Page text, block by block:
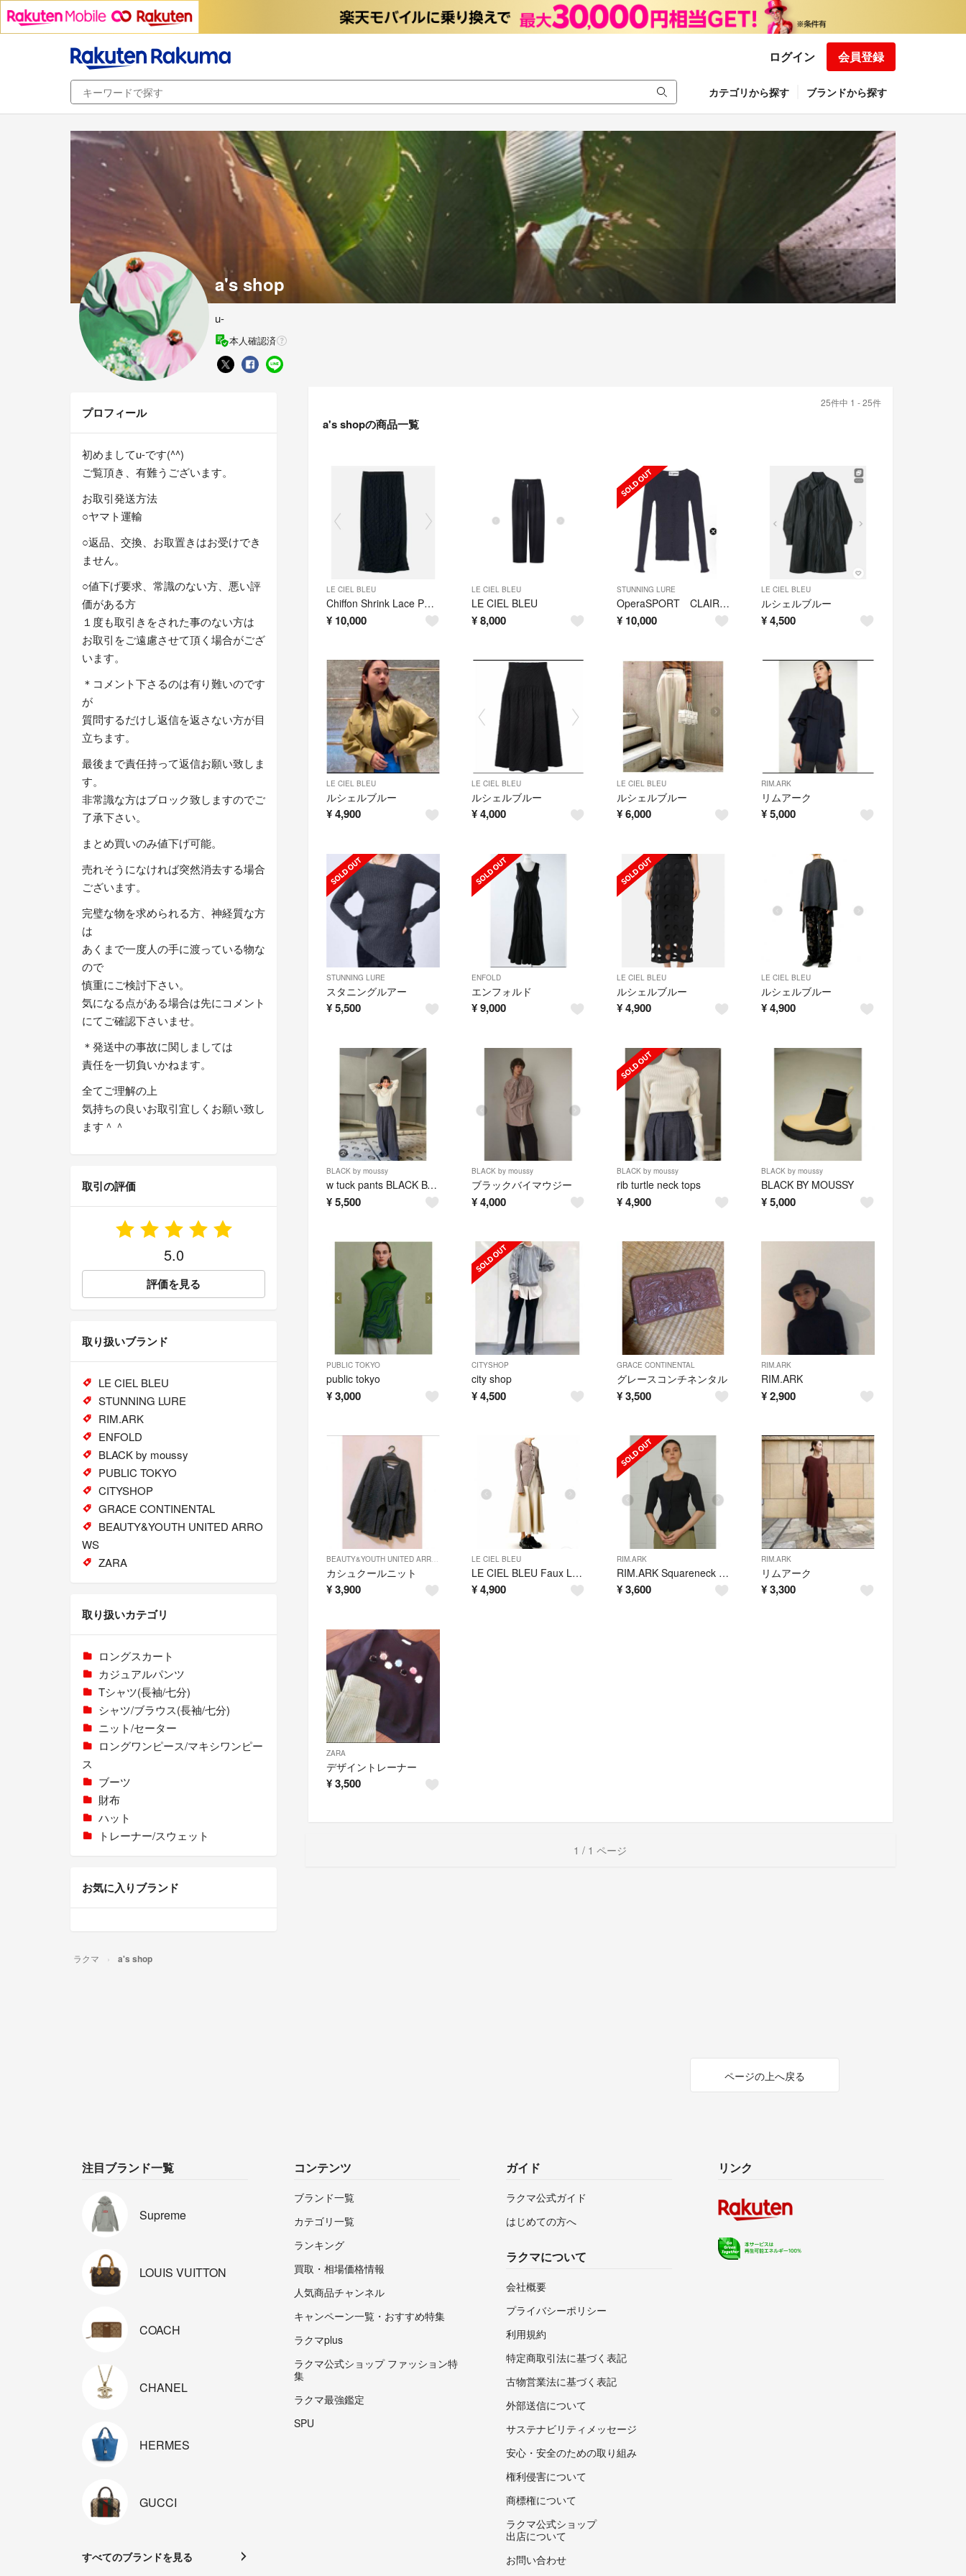
ログイン 会員登録
カテゴリから探す ブランドから探す
a's shop
u-
本人確認済
25件中 1 - 25件
a's shopの商品一覧
LE CIEL BLEU
Chiffon Shrink Lace Pencil Skirt
¥ 10,000
LE CIEL BLEU
LE CIEL BLEU
¥8,000
STUNNING LURE
OperaSPORT CLAIRE SEAMLESS TOP
¥ 10,000
LE CIEL BLEU
ルシェルブルー
¥4,500
LE CIEL BLEU
ルシェルブルー
¥4,900
LE CIEL BLEU
ルシェルブルー
¥4,000
LE CIEL BLEU
ルシェルブルー
¥ 6,000
RIM.ARK
リムアーク
¥5,000
STUNNING LURE
スタニングルアー
¥5,500
ENFOLD
エンフォルド
¥9,000
LE CIEL BLEU
ルシェルブルー
¥ 4,900
LE CIEL BLEU
ルシェルブルー
¥4,900
BLACK by moussy
w tuck pants BLACK BY MOUSSY
¥5,500
BLACK by moussy
ブラックバイマウジー
¥4,000
BLACK by moussy
rib turtle neck tops
¥ 4,900
BLACK by moussy
BLACK BY MOUSSY
¥5,000
PUBLIC TOKYO
public tokyo
¥3,000
CITYSHOP
city shop
¥4,500
GRACE CONTINENTAL
グレースコンチネンタル
¥ 3,500
RIM.ARK
RIM.ARK
¥2,900
カシュクールニット
¥3,900
LE CIEL BLEU
LE CIEL BLEU Faux Leather Mermaid Skirt
¥4,900
RIM.ARK
RIM.ARK Squareneck rib knit CD
¥ 3,600
RIM.ARK
リムアーク
¥3,300
ZARA
デザイントレーナー
¥3,500
1 / 1 ページ
プロフィール
初めましてu-です(^^)
ご覧頂き、有難うございます。
お取引発送方法
○ヤマト運輸
○返品、交換、お取置きはお受けでき
ません。
○値下げ要求、常識のない方、悪い評
価がある方
１度も取引きをされた事のない方は
お取引をご遠慮させて頂く場合がござ
います。
＊コメント下さるのは有り難いのです
が
質問するだけし返信を返さない方が目
立ちます。
最後まで責任持って返信お願い致しま
す。
非常識な方はブロック致しますのでご
了承下さい。
まとめ買いのみ値下げ可能。
売れそうになければ突然消去する場合
ございます。
完璧な物を求められる方、神経質な方
は
あくまで一度人の手に渡っている物な
ので
慎重にご検討下さい。
気になる点がある場合は先にコメント
にてご確認下さいませ。
＊発送中の事故に関しましては
責任を一切負いかねます。
全てご理解の上
気持ちの良いお取引宜しくお願い致し
ます＾＾
取引の評価
5.0
評価を見る
取り扱いブランド
LE CIEL BLEU
STUNNING LURE
RIM.ARK
ENFOLD
BLACK by moussy
PUBLIC TOKYO
CITYSHOP
GRACE CONTINENTAL
BEAUTY&YOUTH UNITED ARRO
WS
ZARA
取り扱いカテゴリ
ロングスカート
カジュアルパンツ
Tシャツ(長袖/七分)
シャツ/ブラウス(長袖/七分)
ニット/セーター
ロングワンピース/マキシワンピー
ス
ブーツ
財布
ハット
トレーナー/スウェット
お気に入りブランド
ラクマ a's shop
ページの上へ戻る
注目ブランド一覧
Supreme
LOUIS VUITTON
COACH
CHANEL
HERMES
GUCCI
すべてのブランドを見る
コンテンツ
ブランド一覧
カテゴリ一覧
ランキング
買取・相場価格情報
人気商品チャンネル
キャンペーン一覧・おすすめ特集
ラクマplus
ラクマ公式ショップ ファッション特
集
ラクマ最強鑑定
SPU
ガイド
ラクマ公式ガイド
はじめての方へ
ラクマについて
会社概要
プライバシーポリシー
利用規約
特定商取引法に基づく表記
古物営業法に基づく表記
外部送信について
サステナビリティメッセージ
安心・安全のための取り組み
権利侵害について
商標権について
ラクマ公式ショップ
出店について
お問い合わせ
リンク